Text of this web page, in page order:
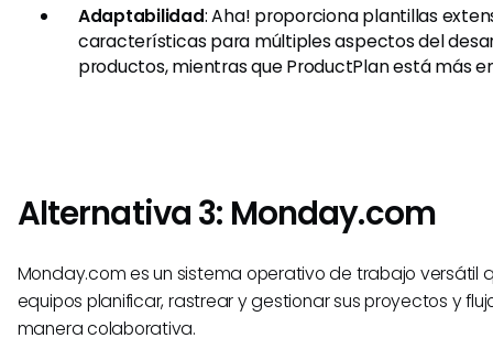
Adaptabilidad: Aha! proporciona plantillas
características para múltiples aspectos del
productos, mientras que ProductPlan está más
Alternativa 3: Monday.com
Monday.com es un sistema operativo de trabajo versátil
equipos planificar, rastrear y gestionar sus proyectos y
manera colaborativa.